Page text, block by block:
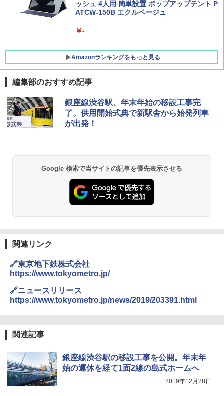
ッシュ 4人用 簡単設置 ポップアップテント P
ATCW-150B エクルベージュ
￥-
Amazonランキングをもっと見る
GRANDOOR ステンレス保冷剤 2個セット 2
026リニューアル 急速冷凍 空間倍増 衛生的
コンパクト 保冷力長持ち
ラソル ガーデン サイトシート付 折りたたみ
防水 UVカット 4段階高さ調整 軽量 収納袋付
き
￥6,459
秒）射程5～10m 安全ロック搭載 携帯収納袋
付き ヒグマ・イノシシ対策 自治体・教育機
関の購入実績 登山・キャンプ・アウトドア・
送
可能 安全ロック付き 高安全性 金属製耐久 コ
ンパクト多機能設計 持ち運び便利 アウトド
編集部のおすすめ記事
銀座線渋谷駅、年末年始の移設工事完
了。供用開始式典で新駅舎から始発列車
が出発！
Google 検索で当サイトの記事を優先表示させる
関連リンク
🔗東京地下鉄株式会社
https://www.tokyometro.jp/
🔗ニュースリリース
https://www.tokyometro.jp/news/2019/203391.html
関連記事
銀座線渋谷駅の移設工事を公開。年末年
始の運休を経て1面2線の島式ホームへ
2019年12月28日